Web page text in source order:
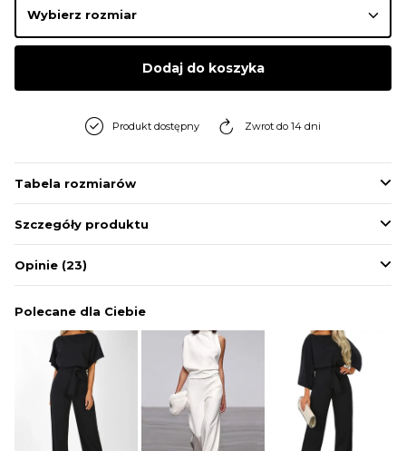
SWETRY
BIELIZNA
Dodaj do koszyka
Produkt dostępny Zwrot do 14 dni
Tabela rozmiarów
Szczegóły produktu
Opinie (23)
Polecane dla Ciebie